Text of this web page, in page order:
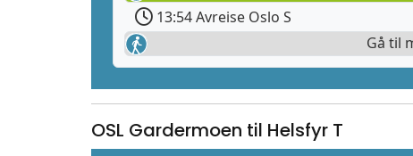
13:54 Avreise Oslo S
Gå til
OSL Gardermoen til Helsfyr T